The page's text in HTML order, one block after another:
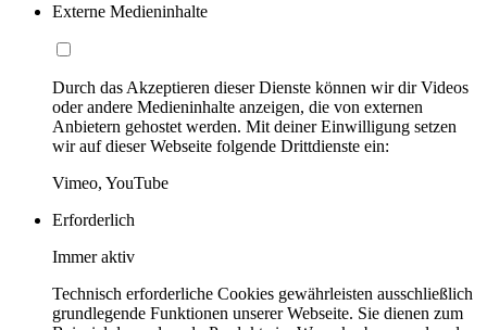
Externe Medieninhalte
Durch das Akzeptieren dieser Dienste können wir dir Videos
oder andere Medieninhalte anzeigen, die von externen
Anbietern gehostet werden. Mit deiner Einwilligung setzen
wir auf dieser Webseite folgende Drittdienste ein:
Vimeo, YouTube
Erforderlich
Immer aktiv
Technisch erforderliche Cookies gewährleisten ausschließlich
grundlegende Funktionen unserer Webseite. Sie dienen zum